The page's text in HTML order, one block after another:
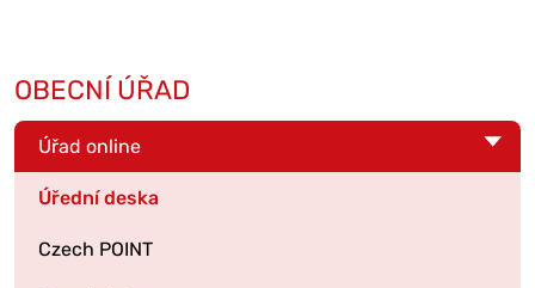
OBECNÍ ÚŘAD
Úřad online
Úřední deska
Czech POINT